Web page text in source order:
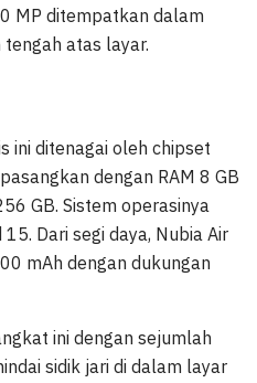
MP ditempatkan dalam
atas layar.
ini ditenagai oleh chipset
dengan RAM 8 GB
GB. Sistem operasinya
Dari segi daya, Nubia Air
mAh dengan dukungan
ini dengan sejumlah
sidik jari di dalam layar